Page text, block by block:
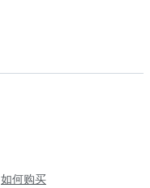
如何购买